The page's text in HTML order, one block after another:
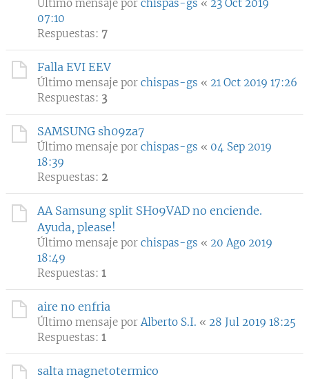
Último mensaje por chispas-gs « 23 Oct 2019
07:10
Respuestas: 7
Falla EVI EEV
Último mensaje por chispas-gs « 21 Oct 2019 17:26
Respuestas: 3
SAMSUNG sh09za7
Último mensaje por chispas-gs « 04 Sep 2019
18:39
Respuestas: 2
AA Samsung split SH09VAD no enciende.
Ayuda, please!
Último mensaje por chispas-gs « 20 Ago 2019
18:49
Respuestas: 1
aire no enfria
Último mensaje porAlberto S.I. « 28 Jul 2019 18:25
Respuestas: 1
salta magnetotermico